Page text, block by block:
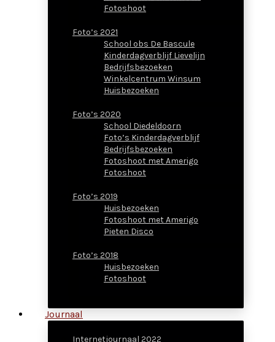
Fotoshoot
Foto’s 2021
School obs De Bascule
Kinderdagverblijf Lievelijn
Bedrijfsbezoeken
Winkelcentrum Winsum
Huisbezoeken
Foto’s 2020
School Diedeldoorn
Foto’s Kinderdagverblijf
Bedrijfsbezoeken
Fotoshoot met Amerigo
Fotoshoot
Foto’s 2019
Huisbezoeken
Fotoshoot met Amerigo
Pieten Disco
Foto’s 2018
Huisbezoeken
Fotoshoot
Journaal
Internetjournaal 2022